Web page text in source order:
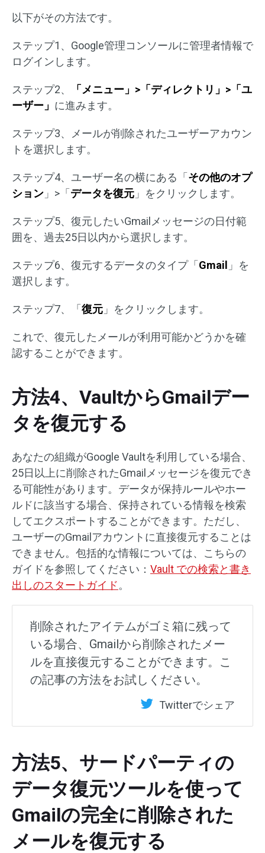
以下がその方法です。
ステップ1、Google管理コンソールに管理者情報で
ログインします。
ステップ2、
「メニュー」>「ディレクトリ」>「ユ
ーザー」 に進みます。
ステップ3、メールが削除されたユーザーアカウン
トを選択します。
ステップ4、ユーザー名の横にある「その他のオプ
ション 」>「データを復元 」をクリックします。
ステップ5、復元したいGmailメッセージの日付範
囲を、過去25日以内から選択します。
ステップ6、復元するデータのタイプ「Gmail 」を
選択します。
ステップ7、「復元 」をクリックします。
これで、復元したメールが利用可能かどうかを確
認することができます。
方法4、VaultからGmailデー
タを復元する
あなたの組織がGoogle Vaultを利用している場合、
25日以上に削除されたGmailメッセージを復元でき
る可能性があります。データが保持ルールやホー
ルドに該当する場合、保持されている情報を検索
してエクスポートすることができます。ただし、
ユーザーのGmailアカウントに直接復元することは
できません。包括的な情報については、こちらの
ガイドを参照してください： Vault での検索と書き
出しのスタートガイド。
削除されたアイテムがゴミ箱に残って
いる場合、Gmailから削除されたメー
ルを直接復元することができます。こ
の記事の方法をお試しください。
Twitterでシェア
方法5、サードパーティの
データ復元ツールを使って
Gmailの完全に削除された
メールを復元する